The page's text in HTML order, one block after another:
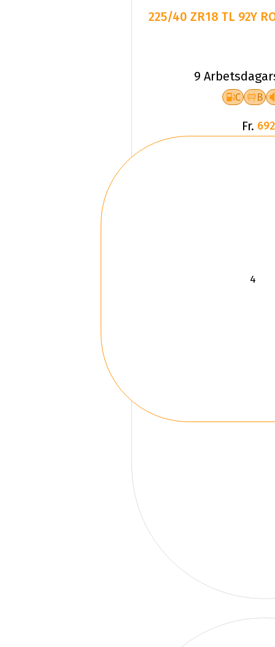
225/40 ZR18 TL 92Y
9
C B
Fr.